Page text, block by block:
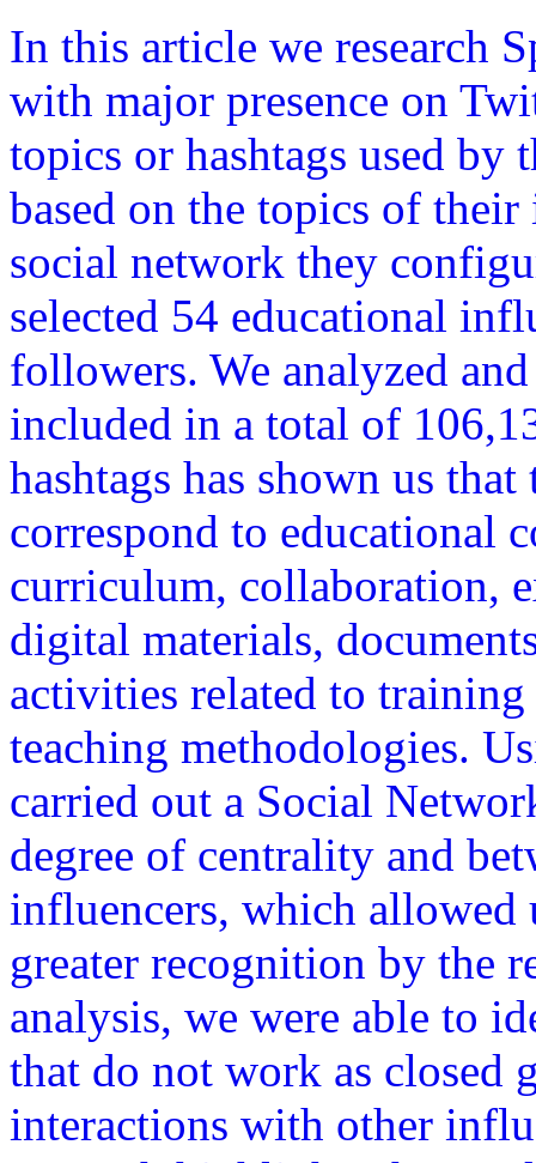
In this article we research
with major presence on
topics or hashtags used by
based on the topics of
social network they
selected 54 educational
followers. We analyzed
included in a total of
hashtags has shown us
correspond to educational
curriculum, collaboration,
digital materials,
activities related to
teaching methodologies.
carried out a Social
degree of centrality and
influencers, which
greater recognition by the
analysis, we were able to
that do not work as closed
interactions with other